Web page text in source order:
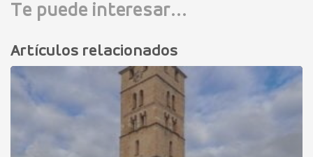
Te puede interesar...
Artículos relacionados